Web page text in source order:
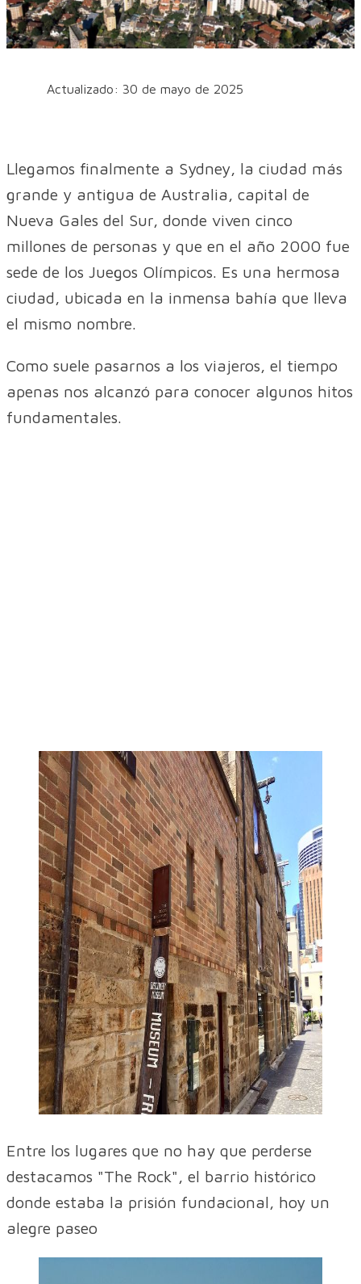
Actualizado: 30 de mayo de 2025
Llegamos finalmente a Sydney, la ciudad más
grande y antigua de Australia, capital de
Nueva Gales del Sur, donde viven cinco
millones de personas y que en el año 2000 fue
sede de los Juegos Olímpicos. Es una hermosa
ciudad, ubicada en la inmensa bahía que lleva
el mismo nombre.
Como suele pasarnos a los viajeros, el tiempo
apenas nos alcanzó para conocer algunos hitos
fundamentales.
Entre los lugares que no hay que perderse
destacamos "The Rock", el barrio histórico
donde estaba la prisión fundacional, hoy un
alegre paseo